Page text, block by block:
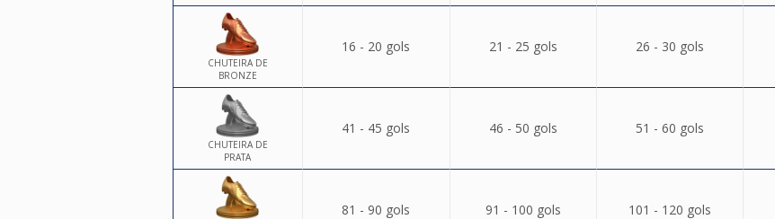
CHUTEIRA DE
BRONZE
16 - 20 gols 21 - 25 gols 26 - 30 gols
CHUTEIRA DE
PRATA
41 - 45 gols 46 - 50 gols 51 - 60 gols
81 - 90 gols 91 - 100 gols 101 - 120 gols